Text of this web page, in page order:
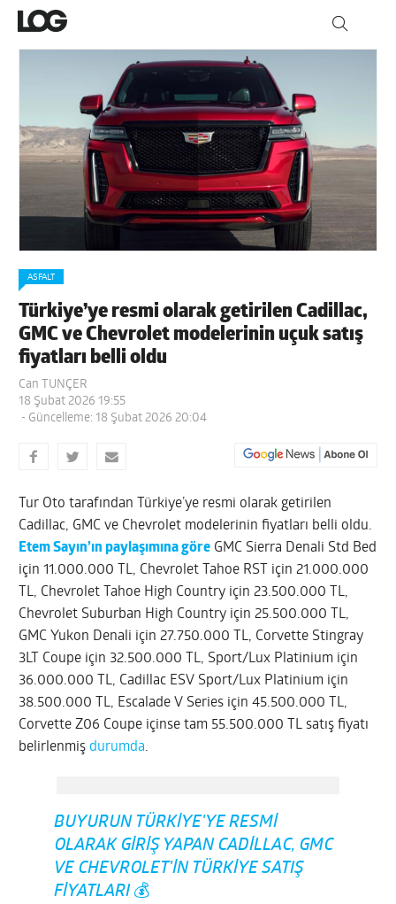
ASFALT
Türkiye’ye resmi olarak getirilen Cadillac,
GMC ve Chevrolet modelerinin uçuk satış
fiyatları belli oldu
Can TUNÇER
18 Şubat 2026 19:55
- Güncelleme: 18 Şubat 2026 20:04
Tur Oto tarafından Türkiye’ye resmi olarak getirilen
Cadillac, GMC ve Chevrolet modelerinin fiyatları belli oldu.
Etem Sayın’ın paylaşımına göre GMC Sierra Denali Std Bed
için 11.000.000 TL, Chevrolet Tahoe RST için 21.000.000
TL, Chevrolet Tahoe High Country için 23.500.000 TL,
Chevrolet Suburban High Country için 25.500.000 TL,
GMC Yukon Denali için 27.750.000 TL, Corvette Stingray
3LT Coupe için 32.500.000 TL, Sport/Lux Platinium için
36.000.000 TL, Cadillac ESV Sport/Lux Platinium için
38.500.000 TL, Escalade V Series için 45.500.000 TL,
Corvette Z06 Coupe içinse tam 55.500.000 TL satış fiyatı
belirlenmiş durumda.
BUYURUN TÜRKIYE'YE RESMI
OLARAK GIRIŞ YAPAN CADILLAC, GMC
VE CHEVROLET'IN TÜRKIYE SATIŞ
FIYATLARI 💰